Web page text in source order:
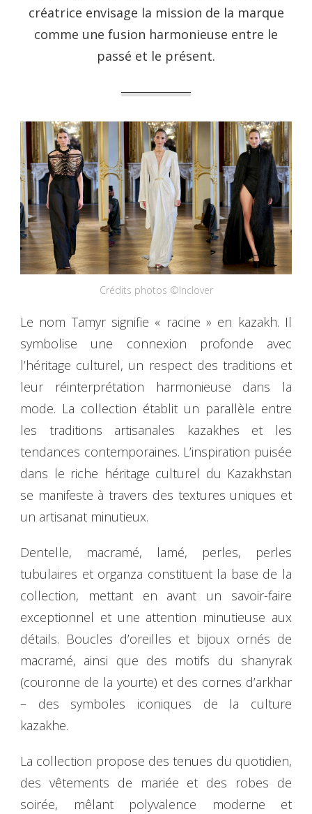
créatrice envisage la mission de la marque
comme une fusion harmonieuse entre le
passé et le présent.
Crédits photos ©Inclover
Le nom Tamyr signifie « racine » en kazakh. Il
symbolise une connexion profonde avec
l’héritage culturel, un respect des traditions et
leur réinterprétation harmonieuse dans la
mode. La collection établit un parallèle entre
les traditions artisanales kazakhes et les
tendances contemporaines. L’inspiration puisée
dans le riche héritage culturel du Kazakhstan
se manifeste à travers des textures uniques et
un artisanat minutieux.
Dentelle, macramé, lamé, perles, perles
tubulaires et organza constituent la base de la
collection, mettant en avant un savoir-faire
exceptionnel et une attention minutieuse aux
détails. Boucles d’oreilles et bijoux ornés de
macramé, ainsi que des motifs du shanyrak
(couronne de la yourte) et des cornes d’arkhar
– des symboles iconiques de la culture
kazakhe.
La collection propose des tenues du quotidien,
des vêtements de mariée et des robes de
soirée, mêlant polyvalence moderne et